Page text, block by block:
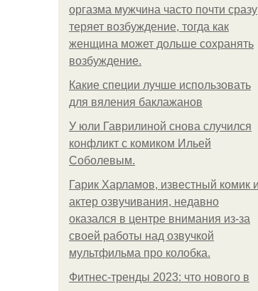
оргазма мужчина часто почти сразу
теряет возбуждение, тогда как
женщина может дольше сохранять
возбуждение.
Какие специи лучше использовать
для вяления баклажанов
У юли Гаврилиной снова случился
конфликт с комиком Ильей
Соболевым.
Гарик Харламов, известный комик и
актер озвучивания, недавно
оказался в центре внимания из-за
своей работы над озвучкой
мультфильма про колобка.
Фитнес-тренды 2023: что нового в